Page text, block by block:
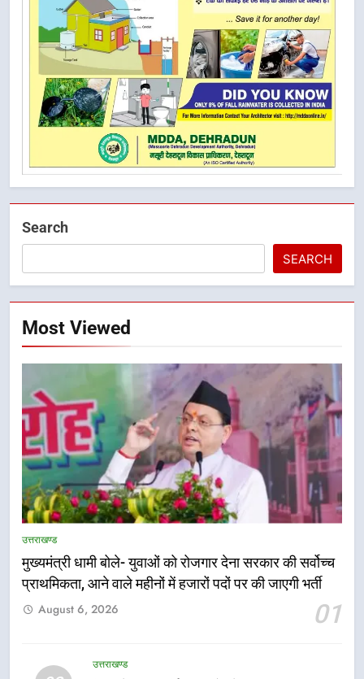
Search
SEARCH
Most Viewed
उत्तराखण्ड
मुख्यमंत्री धामी बोले- युवाओं को रोजगार देना सरकार की सर्वोच्च
प्राथमिकता, आने वाले महीनों में हजारों पदों पर की जाएगी भर्ती
01
August 6, 2026
उत्तराखण्ड
5
एमडीडीए बोर्ड बैठक में 25 विकास प्रस्तावों
नियोजित विकास को मिलेगी रफ्तार
उत्तराखण्ड
मुख्यमंत्री पुष्कर सिंह धामी के दिशा-निर्देशों